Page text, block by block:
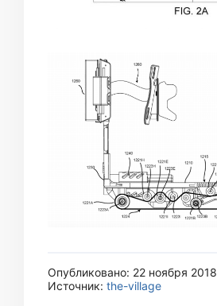
Опубликовано: 22 ноября 2018
Источник: the-village